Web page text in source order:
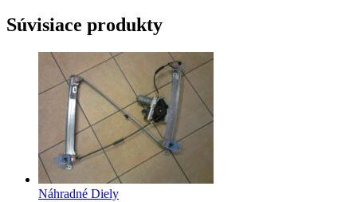
Súvisiace produkty
Náhradné Diely